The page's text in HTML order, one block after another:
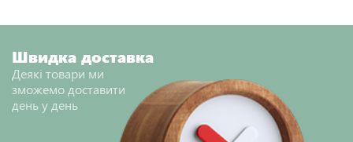
НАДІСЛАТИ ВІДГУК
Швидка доставка
Деякі товари ми
зможемо доставити
день у день